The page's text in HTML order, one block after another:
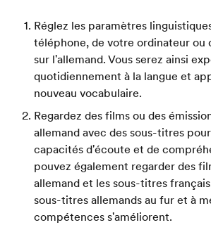
Réglez les paramètres
téléphone, de votre ordinateur ou
sur l'allemand. Vous serez ainsi
quotidiennement à la langue et
nouveau vocabulaire.
Regardez des films ou des
allemand avec des sous-titres
capacités d'écoute et de
pouvez également regarder des
allemand et les sous-titres
sous-titres allemands au fur et à
compétences s'améliorent.